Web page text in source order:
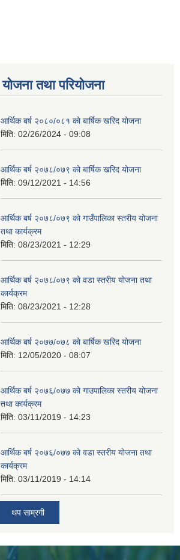
योजना तथा परियोजना
आर्थिक बर्ष २०८०/०८१ को बार्षिक खरिद योजना
मिति: 02/26/2024 - 09:08
आर्थिक बर्ष २०७८/०७९ को बार्षिक खरिद योजना
मिति: 09/12/2021 - 14:56
आर्थिक बर्ष २०७८/०७९ को गाउँपालिका स्तरीय योजना
तथा कार्यक्रम
मिति: 08/23/2021 - 12:29
आर्थिक बर्ष २०७८/०७९ को वडा स्तरीय योजना तथा
कार्यक्रम
मिति: 08/23/2021 - 12:28
आर्थिक बर्ष २०७७/०७८ को बार्षिक खरिद योजना
मिति: 12/05/2020 - 08:07
आर्थिक बर्ष २०७६/०७७ को गाउपालिका स्तरीय योजना
तथा कार्यक्रम
मिति: 03/11/2019 - 14:23
आर्थिक बर्ष २०७६/०७७ को वडा स्तरीय योजना तथा
कार्यक्रम
मिति: 03/11/2019 - 14:14
थप साम्रगी